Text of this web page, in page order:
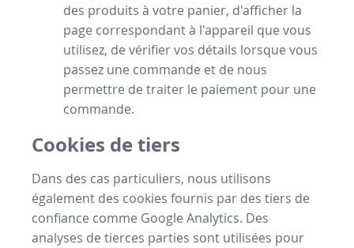
des produits à votre panier, d'afficher la
page correspondant à l'appareil que vous
utilisez, de vérifier vos détails lorsque vous
passez une commande et de nous
permettre de traiter le paiement pour une
commande.
Cookies de tiers
Dans des cas particuliers, nous utilisons
également des cookies fournis par des tiers de
confiance comme Google Analytics. Des
analyses de tierces parties sont utilisées pour